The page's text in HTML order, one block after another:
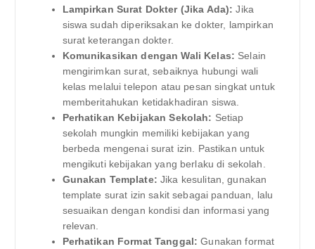
Lampirkan Surat Dokter (Jika Ada): Jika
siswa sudah diperiksakan ke dokter, lampirkan
surat keterangan dokter.
Komunikasikan dengan Wali Kelas: Selain
mengirimkan surat, sebaiknya hubungi wali
kelas melalui telepon atau pesan singkat untuk
memberitahukan ketidakhadiran siswa.
Perhatikan Kebijakan Sekolah: Setiap
sekolah mungkin memiliki kebijakan yang
berbeda mengenai surat izin. Pastikan untuk
mengikuti kebijakan yang berlaku di sekolah.
Gunakan Template: Jika kesulitan, gunakan
template surat izin sakit sebagai panduan, lalu
sesuaikan dengan kondisi dan informasi yang
relevan.
Perhatikan Format Tanggal: Gunakan format